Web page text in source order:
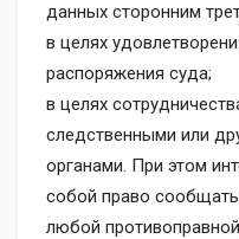
данных сторонним
в целях
распоряжения суда;
в целях
следственными или
органами. При этом
собой право
любой